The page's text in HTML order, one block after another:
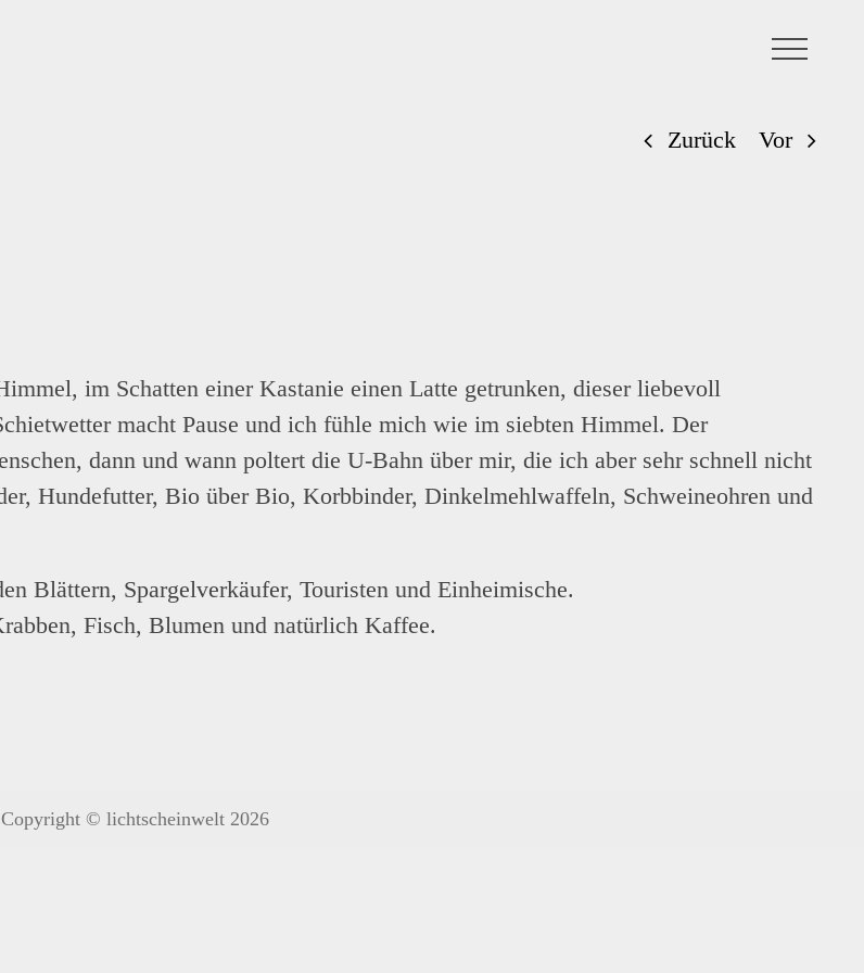
Zurück
Vor
im Schatten einer Kastanie einen Latte getrunken, dieser liebevoll
macht Pause und ich fühle mich wie im siebten Himmel. Der
dann und wann poltert die U-Bahn über mir, die ich aber sehr schnell nicht
Hundefutter, Bio über Bio, Korbbinder, Dinkelmehlwaffeln, Schweineohren und
Blättern, Spargelverkäufer, Touristen und Einheimische.
Fisch, Blumen und natürlich Kaffee.
Copyright © lichtscheinwelt 2026